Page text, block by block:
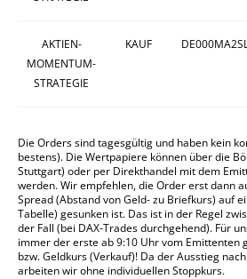
AKTIEN-
MOMENTUM-
STRATEGIE
KAUF
Die Orders sind tagesgültig und haben kein
bestens). Die Wertpapiere können über die
Stuttgart) oder per Direkthandel mit dem
werden. Wir empfehlen, die Order erst dann
Spread (Abstand von Geld- zu Briefkurs) auf
Tabelle) gesunken ist. Das ist in der Regel
der Fall (bei DAX-Trades durchgehend). Für
immer der erste ab 9:10 Uhr vom Emittenten
bzw. Geldkurs (Verkauf)! Da der Ausstieg
arbeiten wir ohne individuellen Stoppkurs.